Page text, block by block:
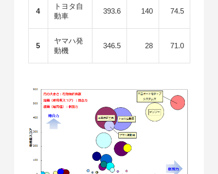
4
トヨタ自
動車
393.6 140 74.5
5
ヤマハ発
動機
346.5 28 71.0